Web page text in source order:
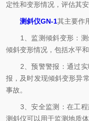
定性和变形情况，评估其安
测斜仪GN-1其主要作
1、监测倾斜变形：测
倾斜变形情况，包括水平
2、预警警报：通过实
报，及时发现倾斜变形异
事故。
3、安全监测：在工程
测斜仪可以用于监测地质